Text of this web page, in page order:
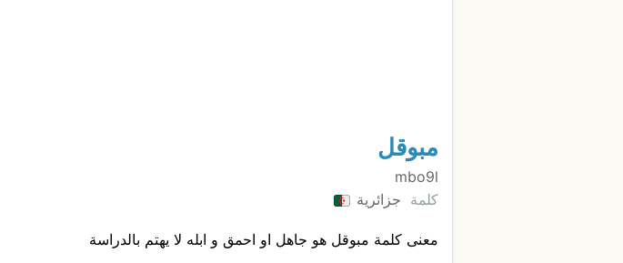
مبوقل
mbo9l
كلمة جزائرية
معنى كلمة مبوقل هو جاهل او احمق و ابله لا يهتم بالدراسة